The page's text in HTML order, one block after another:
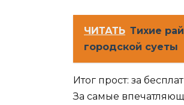
ЧИТАТЬ Тихие
городской суеты
Итог прост: за
За самые